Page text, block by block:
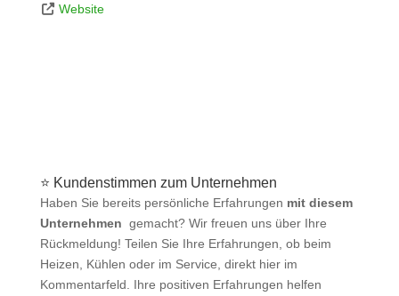
Website
⭐ Kundenstimmen zum Unternehmen
Haben Sie bereits persönliche Erfahrungen mit diesem
Unternehmen gemacht? Wir freuen uns über Ihre
Rückmeldung! Teilen Sie Ihre Erfahrungen, ob beim
Heizen, Kühlen oder im Service, direkt hier im
Kommentarfeld. Ihre positiven Erfahrungen helfen